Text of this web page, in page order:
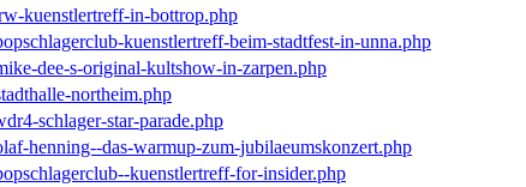
kuenstlertreff-in-bottrop.php
kuenstlertreff-beim-stadtfest-in-unna.php
dee-s-original-kultshow-in-zarpen.php
northeim.php
schlager-star-parade.php
henning--das-warmup-zum-jubilaeumskonzert.php
kuenstlertreff-for-insider.php